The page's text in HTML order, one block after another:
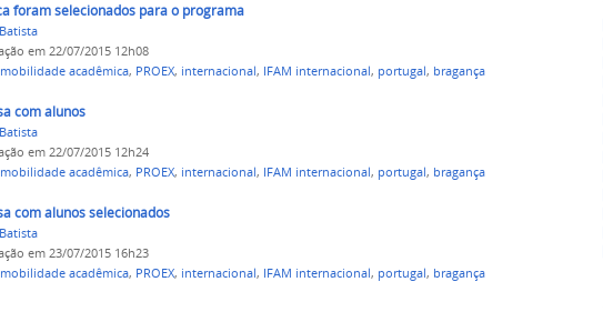
foram selecionados para o programa
em 22/07/2015 12h08
mobilidade acadêmica, PROEX, internacional, IFAM internacional, portugal, bragança
com alunos
em 22/07/2015 12h24
mobilidade acadêmica, PROEX, internacional, IFAM internacional, portugal, bragança
com alunos selecionados
em 23/07/2015 16h23
mobilidade acadêmica, PROEX, internacional, IFAM internacional, portugal, bragança